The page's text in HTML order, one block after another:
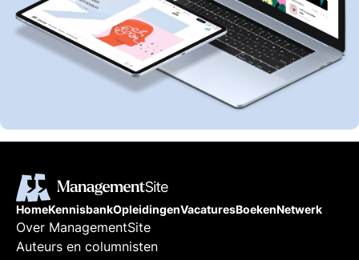
HomeKennisbankOpleidingenVacaturesBoekenNetwerk
Over ManagementSite
Auteurs en columnisten